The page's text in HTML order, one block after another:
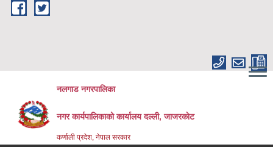
Skip to main content
नलगाड नगरपालिका
नगर कार्यपालिकाको कार्यालय दल्ली, जाजरकाेट
कर्णाली प्रदेश, नेपाल सरकार